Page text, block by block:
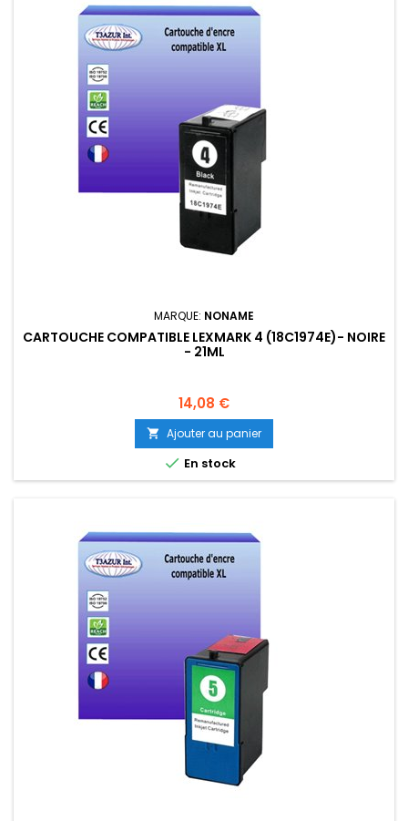
MARQUE: NONAME
CARTOUCHE COMPATIBLE LEXMARK 4 (18C1974E)- NOIRE
- 21ML
Prix
14,08 €
 Ajouter au panier
 En stock